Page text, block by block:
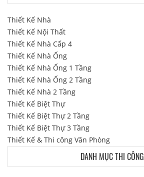
Thiết Kế Nhà
Thiết Kế Nội Thất
Thiết Kế Nhà Cấp 4
Thiết Kế Nhà Ống
Thiết Kế Nhà Ống 1 Tầng
Thiết Kế Nhà Ống 2 Tầng
Thiết Kế Nhà 2 Tầng
Thiết Kế Biệt Thự
Thiết Kế Biệt Thự 2 Tầng
Thiết Kế Biệt Thự 3 Tầng
Thiết Kế & Thi công Văn Phòng
DANH MỤC THI CÔNG